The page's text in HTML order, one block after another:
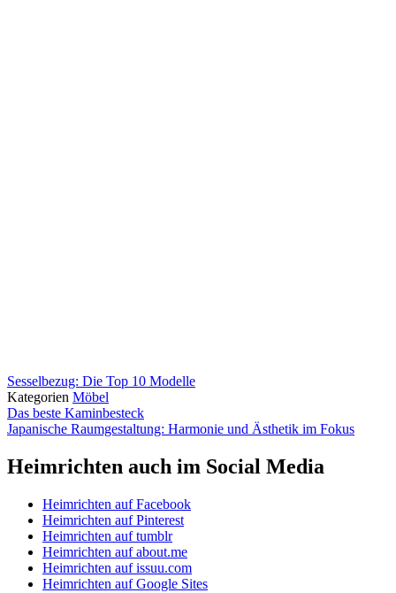
Sesselbezug: Die Top 10 Modelle
Kategorien Möbel
Das beste Kaminbesteck
Japanische Raumgestaltung: Harmonie und Ästhetik im Fokus
Heimrichten auch im Social Media
Heimrichten auf Facebook
Heimrichten auf Pinterest
Heimrichten auf tumblr
Heimrichten auf about.me
Heimrichten auf issuu.com
Heimrichten auf Google Sites